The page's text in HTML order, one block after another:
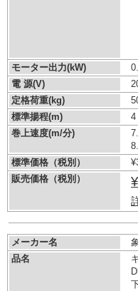
モーター出力(kW)
電 源(V)
定格荷重(kg)
標準揚程(m)
4
巻上速度(m/分)
標準価格（税別）
販売価格（税別）
メーカー名
品名